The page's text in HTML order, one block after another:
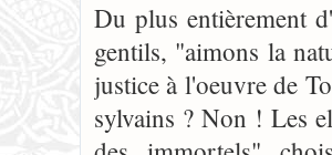
Du plus entièrement
gentils, "aimons la
justice à l'oeuvre de
sylvains ? Non ! Les